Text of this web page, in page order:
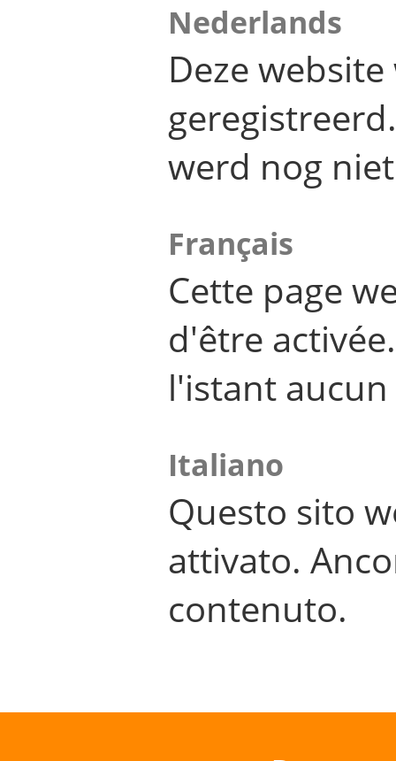
Nederlands
Deze
werd nog
Français
Cette page
d'être
l'istant
Italiano
Questo sito
attivato.
contenuto.